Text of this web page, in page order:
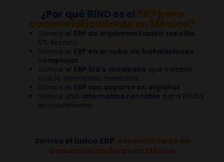
¿Por qué BIND es el ERP para
comercializadoras en México?
Somos el ERP de implementación sencilla.
0% técnico
Somos el ERP en la nube sin instalaciones
complejas
Somos el ERP 100% mexicano que cumple
con la normativa mexicana
Somos el ERP con soporte en español
Somos una alternativa rentable para PYMES
en crecimiento
Somos el único ERP especializado en
comercializadoras en México